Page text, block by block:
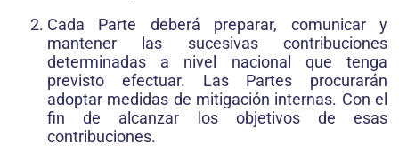
Cada Parte deberá preparar, comunicar y
mantener las sucesivas contribuciones
determinadas a nivel nacional que tenga
previsto efectuar. Las Partes procurarán
adoptar medidas de mitigación internas. Con el
fin de alcanzar los objetivos de esas
contribuciones.